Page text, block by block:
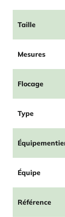
Taille
Mesures
Flocage
Type
Équipe
Référence